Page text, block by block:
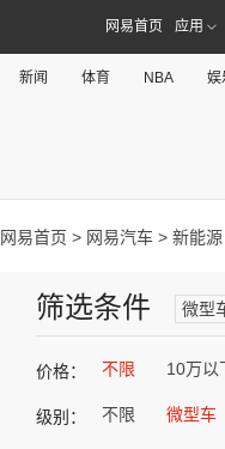
网易首页 应用
新闻 体育 NBA 娱
网易首页 > 网易汽车 > 新能源
筛选条件 微型
价格： 不限 10万以
级别： 不限 微型车